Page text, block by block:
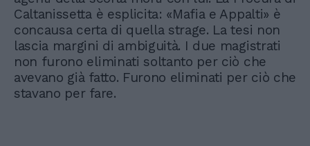
Caltanissetta è esplicita: «Mafia e Appalti» è
concausa certa di quella strage. La tesi non
lascia margini di ambiguità. I due magistrati
non furono eliminati soltanto per ciò che
avevano già fatto. Furono eliminati per ciò che
stavano per fare.